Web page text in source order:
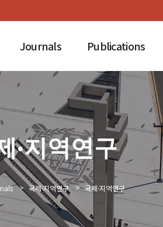
Journals Publications
·지역연구
> 국제·지역연구 > 국제·지역연구